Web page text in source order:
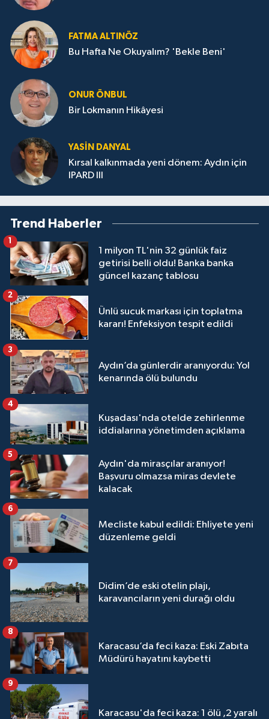
FATMA ALTINÖZ
Bu Hafta Ne Okuyalım? 'Bekle Beni'
ONUR ÖNBUL
Bir Lokmanın Hikâyesi
YASIN DANYAL
Kırsal kalkınmada yeni dönem: Aydın için
IPARD III
Trend Haberler
1 milyon TL'nin 32 günlük faiz
getirisi belli oldu! Banka banka
güncel kazanç tablosu
1
Ünlü sucuk markası için toplatma
kararı! Enfeksiyon tespit edildi
2
Aydın’da günlerdir aranıyordu: Yol
kenarında ölü bulundu
3
Kuşadası'nda otelde zehirlenme
iddialarına yönetimden açıklama
4
Aydın'da mirasçılar aranıyor!
Başvuru olmazsa miras devlete
kalacak
5
Mecliste kabul edildi: Ehliyete yeni
düzenleme geldi
6
Didim’de eski otelin plajı,
karavancıların yeni durağı oldu
7
Karacasu’da feci kaza: Eski Zabıta
Müdürü hayatını kaybetti
8
Karacasu'da feci kaza: 1 ölü ,2 yaralı
9